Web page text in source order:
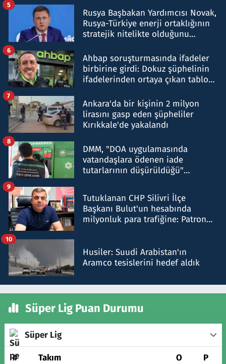
Rusya Başbakan Yardımcısı Novak,
Rusya-Türkiye enerji ortaklığının
stratejik nitelikte olduğunu
5
Ahbap soruşturmasında ifadeler
birbirine girdi: Dokuz şüphelinin
ifadelerinden ortaya çıkan tablo
6
Ankara'da bir kişinin 2 milyon
lirasını gasp eden şüpheliler
Kırıkkale'de yakalandı
7
DMM, "DOA uygulamasında
vatandaşlara ödenen iade
tutarlarının düşürüldüğü"
8
Tutuklanan CHP Silivri İlçe
Başkanı Bulut'un hesabında
milyonluk para trafiğine: Patron
9
Husiler: Suudi Arabistan'ın
Aramco tesislerini hedef aldık
10
Süper Lig Puan Durumu
Süper Lig
# Takım O P